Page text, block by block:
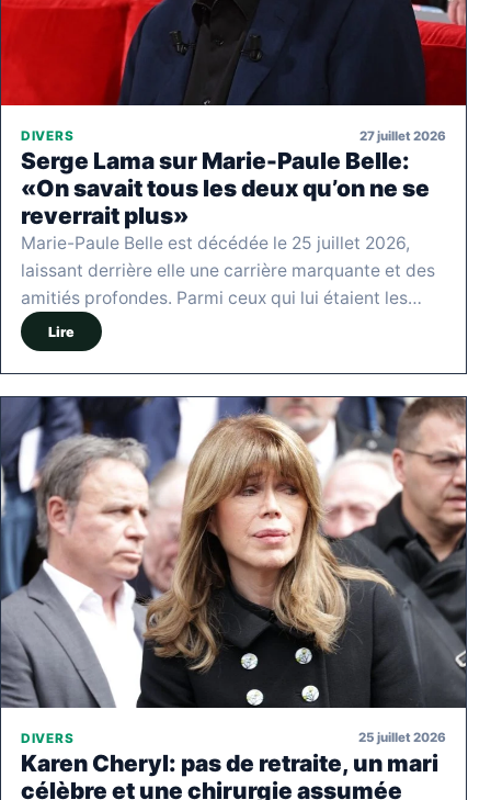
DIVERS 27 juillet 2026
Serge Lama sur Marie-Paule Belle:
«On savait tous les deux qu’on ne se
reverrait plus»
Marie-Paule Belle est décédée le 25 juillet 2026,
laissant derrière elle une carrière marquante et des
amitiés profondes. Parmi ceux qui lui étaient les…
Lire
DIVERS 25 juillet 2026
Karen Cheryl: pas de retraite, un mari
célèbre et une chirurgie assumée